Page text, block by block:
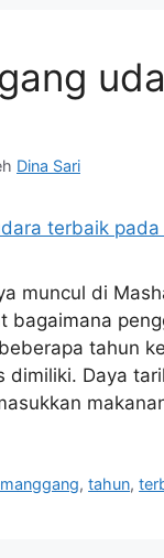
Dina Sari
muncul di
bagaimana
tahun
dimiliki. Daya
,tahun,